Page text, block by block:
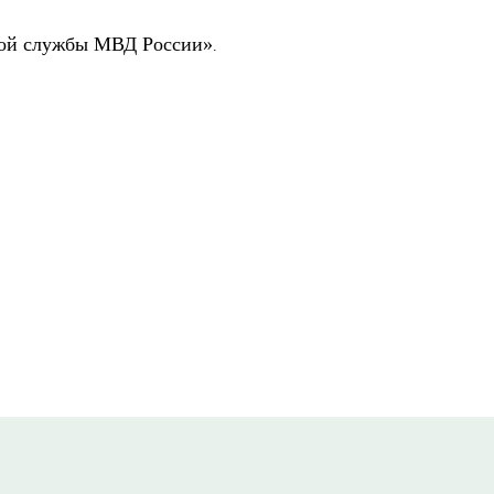
службы МВД России».